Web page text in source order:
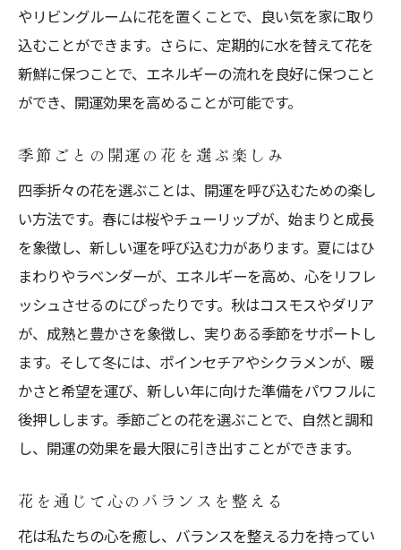
やリビングルームに花を置くことで、良い気を家に取り
込むことができます。さらに、定期的に水を替えて花を
新鮮に保つことで、エネルギーの流れを良好に保つこと
ができ、開運効果を高めることが可能です。
季節ごとの開運の花を選ぶ楽しみ
四季折々の花を選ぶことは、開運を呼び込むための楽し
い方法です。春には桜やチューリップが、始まりと成長
を象徴し、新しい運を呼び込む力があります。夏にはひ
まわりやラベンダーが、エネルギーを高め、心をリフレ
ッシュさせるのにぴったりです。秋はコスモスやダリア
が、成熟と豊かさを象徴し、実りある季節をサポートし
ます。そして冬には、ポインセチアやシクラメンが、暖
かさと希望を運び、新しい年に向けた準備をパワフルに
後押しします。季節ごとの花を選ぶことで、自然と調和
し、開運の効果を最大限に引き出すことができます。
花を通じて心のバランスを整える
花は私たちの心を癒し、バランスを整える力を持ってい